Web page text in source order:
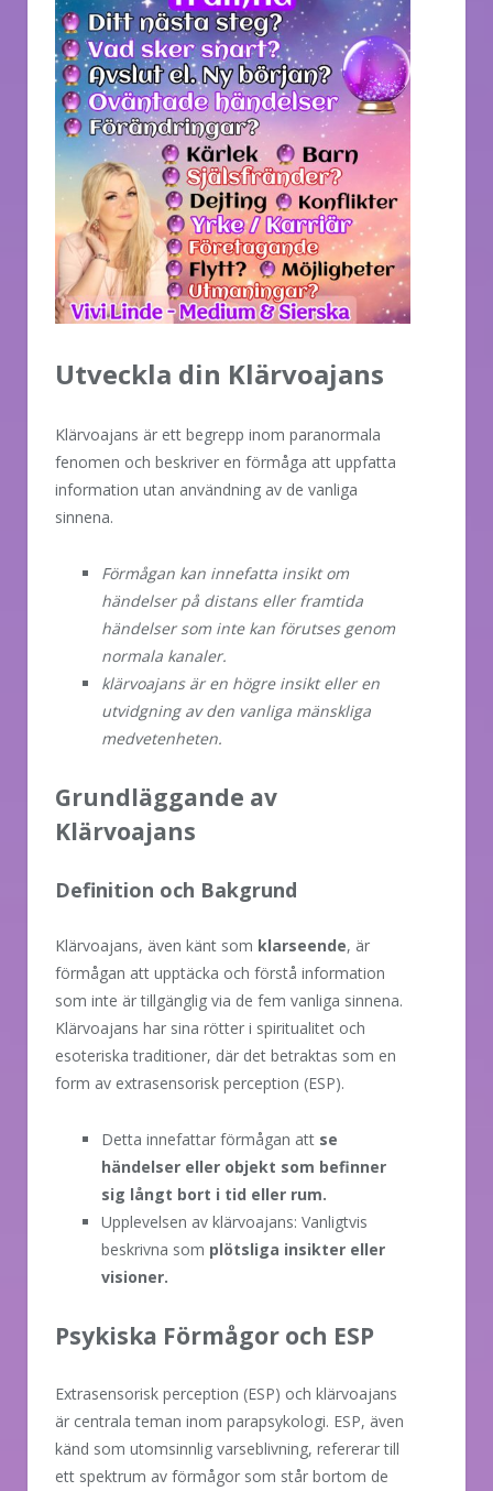
Utveckla din Klärvoajans
Klärvoajans är ett begrepp inom paranormala
fenomen och beskriver en förmåga att uppfatta
information utan användning av de vanliga
sinnena.
Förmågan kan innefatta insikt om
händelser på distans eller framtida
händelser som inte kan förutses genom
normala kanaler.
klärvoajans är en högre insikt eller en
utvidgning av den vanliga mänskliga
medvetenheten.
Grundläggande av
Klärvoajans
Definition och Bakgrund
Klärvoajans, även känt som klarseende, är
förmågan att upptäcka och förstå information
som inte är tillgänglig via de fem vanliga sinnena.
Klärvoajans har sina rötter i spiritualitet och
esoteriska traditioner, där det betraktas som en
form av extrasensorisk perception (ESP).
Detta innefattar förmågan att se
händelser eller objekt som befinner
sig långt bort i tid eller rum.
Upplevelsen av klärvoajans: Vanligtvis
beskrivna som plötsliga insikter eller
visioner.
Psykiska Förmågor och ESP
Extrasensorisk perception (ESP) och klärvoajans
är centrala teman inom parapsykologi. ESP, även
känd som utomsinnlig varseblivning, refererar till
ett spektrum av förmågor som står bortom de